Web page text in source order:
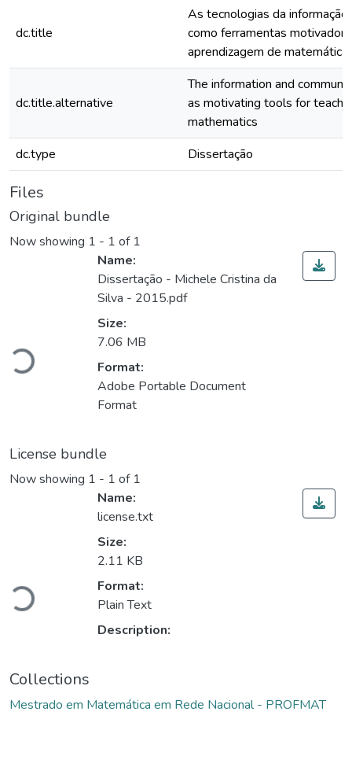
dc.title
As tecnologias da informação
como ferramentas
aprendizagem de matemática
dc.title.alternative
The information and
as motivating tools for
mathematics
dc.type
Dissertação
Files
Original bundle
Now showing 1 - 1 of 1
Loading...
Name:
Dissertação - Michele Cristina da
Silva - 2015.pdf
Size:
7.06 MB
Format:
Adobe Portable Document
Format
License bundle
Now showing 1 - 1 of 1
Loading...
Name:
license.txt
Size:
2.11 KB
Format:
Plain Text
Description:
Collections
Mestrado em Matemática em Rede Nacional - PROFMAT